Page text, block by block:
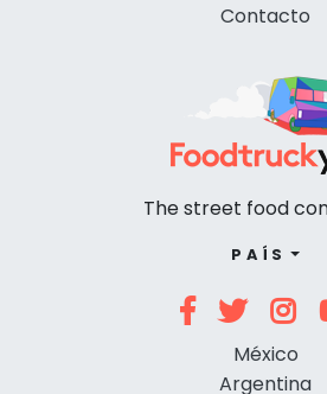
Contacto
The street food
PAÍS
México
Argentina